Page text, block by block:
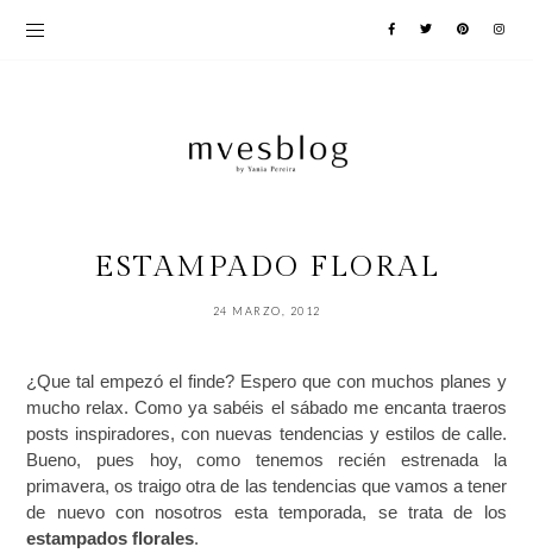
ESTAMPADO FLORAL
24 MARZO, 2012
¿Que tal empezó el finde? Espero que con muchos planes y
mucho relax. Como ya sabéis el sábado me encanta traeros
posts inspiradores, con nuevas tendencias y estilos de calle.
Bueno, pues hoy, como tenemos recién estrenada la
primavera, os traigo otra de las tendencias que vamos a tener
de nuevo con nosotros esta temporada, se trata de los
estampados florales.